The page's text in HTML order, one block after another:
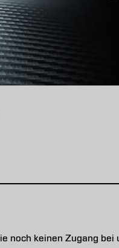
noch keinen Zugang bei